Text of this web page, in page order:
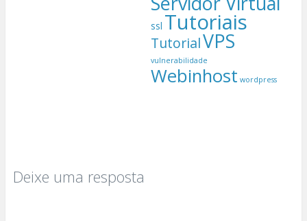
ssl Tutoriais
TutorialVPS
vulnerabilidade
Webinhost wordpress
Deixe uma resposta